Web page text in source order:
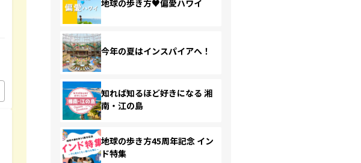
地球の歩き方♥偏愛ハワイ
今年の夏はインスパイアへ！
知れば知るほど好きになる 湘
南・江の島
地球の歩き方45周年記念 イン
ド特集